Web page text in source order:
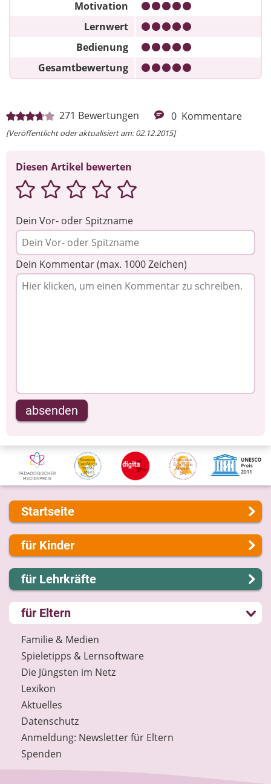
Motivation
Lernwert
Bedienung
Gesamtbewertung
271 Bewertungen 0 Kommentare
[Veröffentlicht oder aktualisiert am: 02.12.2015]
Diesen Artikel bewerten
Dein Vor- oder Spitzname
Dein Kommentar (max. 1000 Zeichen)
absenden
Startseite
Über uns
Presse
Kontakt
Impressum
Internet-ABC Sitemap
Barrierefreiheit
Länderprojekte
für Kinder
Lernen und Schule
Hobby und Freizeit
Spiel und Spaß
Mitreden und Mitmachen
Lexikon
Datenschutz
Newsletter
für Lehrkräfte
Lernmodule
Unterrichts­materialien
Internet-ABC-Schule
Praxishilfen
Aktuelles
Materialbestellung
Lexikon
Datenschutz
Newsletter
Spenden
für Eltern
Familie & Medien
Spieletipps & Lernsoftware
Die Jüngsten im Netz
Lexikon
Aktuelles
Datenschutz
Anmeldung: Newsletter für Eltern
Spenden